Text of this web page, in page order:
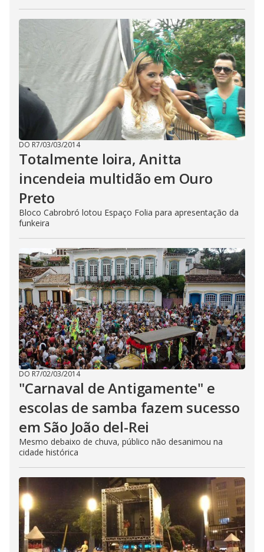
DO R7/03/03/2014
Totalmente loira, Anitta
incendeia multidão em Ouro
Preto
Bloco Cabrobró lotou Espaço Folia para apresentação da
funkeira
DO R7/02/03/2014
"Carnaval de Antigamente" e
escolas de samba fazem sucesso
em São João del-Rei
Mesmo debaixo de chuva, público não desanimou na
cidade histórica